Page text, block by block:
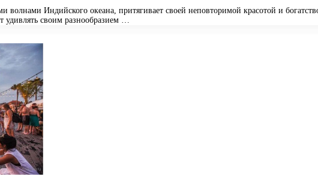
Индийского океана, притягивает своей неповторимой красотой и
своим разнообразием …